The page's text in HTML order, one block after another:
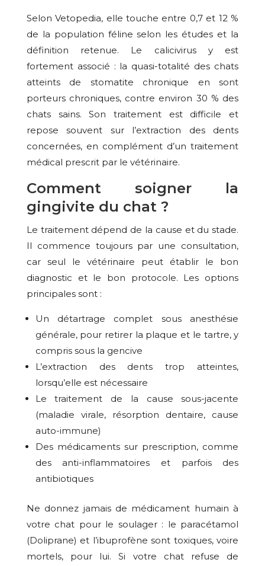
Selon Vetopedia, elle touche entre 0,7 et 12 %
de la population féline selon les études et la
définition retenue. Le calicivirus y est
fortement associé : la quasi-totalité des chats
atteints de stomatite chronique en sont
porteurs chroniques, contre environ 30 % des
chats sains. Son traitement est difficile et
repose souvent sur l’extraction des dents
concernées, en complément d’un traitement
médical prescrit par le vétérinaire.
Comment soigner la
gingivite du chat ?
Le traitement dépend de la cause et du stade.
Il commence toujours par une consultation,
car seul le vétérinaire peut établir le bon
diagnostic et le bon protocole. Les options
principales sont :
Un détartrage complet sous anesthésie
générale, pour retirer la plaque et le tartre, y
compris sous la gencive
L’extraction des dents trop atteintes,
lorsqu’elle est nécessaire
Le traitement de la cause sous-jacente
(maladie virale, résorption dentaire, cause
auto-immune)
Des médicaments sur prescription, comme
des anti-inflammatoires et parfois des
antibiotiques
Ne donnez jamais de médicament humain à
votre chat pour le soulager : le paracétamol
(Doliprane) et l’ibuprofène sont toxiques, voire
mortels, pour lui. Si votre chat refuse de